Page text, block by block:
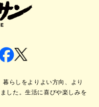
らしをよりよい方向、より
した。生活に喜びや楽しみを